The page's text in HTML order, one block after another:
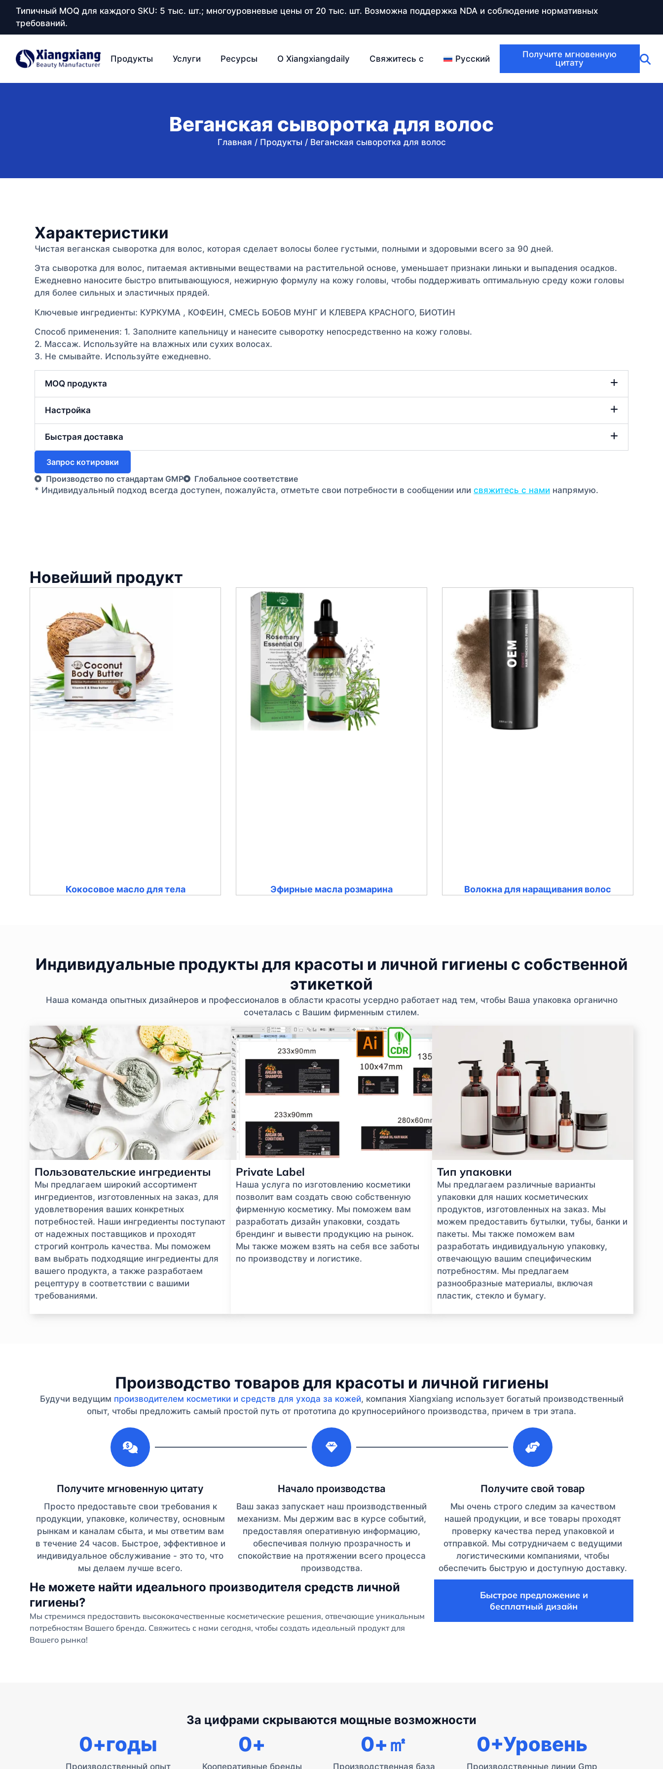
Типичный MOQ для каждого SKU: 5 тыс. шт.; многоуровневые цены от 20 тыс. шт. Возможна поддержка NDA и соблюдение нормативных
требований.
Продукты Услуги Ресурсы О Xiangxiangdaily Свяжитесь с Русский
Получите мгновенную
цитату
Веганская сыворотка для волос
Главная / Продукты / Веганская сыворотка для волос
Характеристики
Чистая веганская сыворотка для волос, которая сделает волосы более густыми, полными и здоровыми всего за 90 дней.
Эта сыворотка для волос, питаемая активными веществами на растительной основе, уменьшает признаки линьки и выпадения осадков.
Ежедневно наносите быстро впитывающуюся, нежирную формулу на кожу головы, чтобы поддерживать оптимальную среду кожи головы
для более сильных и эластичных прядей.
Ключевые ингредиенты: КУРКУМА , КОФЕИН, СМЕСЬ БОБОВ МУНГ И КЛЕВЕРА КРАСНОГО, БИОТИН
Способ применения: 1. Заполните капельницу и нанесите сыворотку непосредственно на кожу головы.
2. Массаж. Используйте на влажных или сухих волосах.
3. Не смывайте. Используйте ежедневно.
MOQ продукта
Настройка
Быстрая доставка
Запрос котировки
Производство по стандартам GMP
Глобальное соответствие
* Индивидуальный подход всегда доступен, пожалуйста, отметьте свои потребности в сообщении или свяжитесь с нами напрямую.
Новейший продукт
Кокосовое масло для тела Эфирные масла розмарина Волокна для наращивания волос
Индивидуальные продукты для красоты и личной гигиены с собственной
этикеткой
Наша команда опытных дизайнеров и профессионалов в области красоты усердно работает над тем, чтобы Ваша упаковка органично
сочеталась с Вашим фирменным стилем.
Пользовательские ингредиенты
Мы предлагаем широкий ассортимент
ингредиентов, изготовленных на заказ, для
удовлетворения ваших конкретных
потребностей. Наши ингредиенты поступают
от надежных поставщиков и проходят
строгий контроль качества. Мы поможем
вам выбрать подходящие ингредиенты для
вашего продукта, а также разработаем
рецептуру в соответствии с вашими
требованиями.
Private Label
Наша услуга по изготовлению косметики
позволит вам создать свою собственную
фирменную косметику. Мы поможем вам
разработать дизайн упаковки, создать
брендинг и вывести продукцию на рынок.
Мы также можем взять на себя все заботы
по производству и логистике.
Тип упаковки
Мы предлагаем различные варианты
упаковки для наших косметических
продуктов, изготовленных на заказ. Мы
можем предоставить бутылки, тубы, банки и
пакеты. Мы также поможем вам
разработать индивидуальную упаковку,
отвечающую вашим специфическим
потребностям. Мы предлагаем
разнообразные материалы, включая
пластик, стекло и бумагу.
Производство товаров для красоты и личной гигиены
Будучи ведущим производителем косметики и средств для ухода за кожей, компания Xiangxiang использует богатый производственный
опыт, чтобы предложить самый простой путь от прототипа до крупносерийного производства, причем в три этапа.
Получите мгновенную цитату
Просто предоставьте свои требования к
продукции, упаковке, количеству, основным
рынкам и каналам сбыта, и мы ответим вам
в течение 24 часов. Быстрое, эффективное и
индивидуальное обслуживание - это то, что
мы делаем лучше всего.
Начало производства
Ваш заказ запускает наш производственный
механизм. Мы держим вас в курсе событий,
предоставляя оперативную информацию,
обеспечивая полную прозрачность и
спокойствие на протяжении всего процесса
производства.
Получите свой товар
Мы очень строго следим за качеством
нашей продукции, и все товары проходят
проверку качества перед упаковкой и
отправкой. Мы сотрудничаем с ведущими
логистическими компаниями, чтобы
обеспечить быструю и доступную доставку.
Не можете найти идеального производителя средств личной
гигиены?
Мы стремимся предоставить высококачественные косметические решения, отвечающие уникальным
потребностям Вашего бренда. Свяжитесь с нами сегодня, чтобы создать идеальный продукт для
Вашего рынка!
Быстрое предложение и
бесплатный дизайн
За цифрами скрываются мощные возможности
Производственный опыт
0+годы
Кооперативные бренды
0+
Производственная база
0+㎡
Производственные линии Gmp
0+Уровень